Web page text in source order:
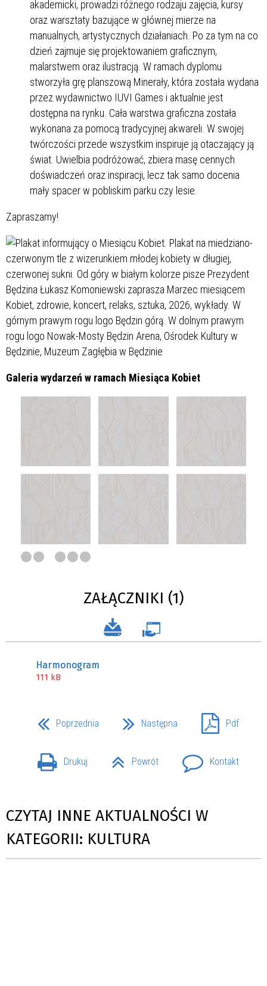
akademicki, prowadzi różnego rodzaju zajęcia, kursy
oraz warsztaty bazujące w głównej mierze na
manualnych, artystycznych działaniach. Po za tym na co
dzień zajmuje się projektowaniem graficznym,
malarstwem oraz ilustracją. W ramach dyplomu
stworzyła grę planszową Minerały, która została wydana
przez wydawnictwo IUVI Games i aktualnie jest
dostępna na rynku. Cała warstwa graficzna została
wykonana za pomocą tradycyjnej akwareli. W swojej
twórczości przede wszystkim inspiruje ją otaczający ją
świat. Uwielbia podróżować, zbiera masę cennych
doświadczeń oraz inspiracji, lecz tak samo docenia
mały spacer w pobliskim parku czy lesie.
Zapraszamy!
Galeria wydarzeń w ramach Miesiąca Kobiet
ZAŁĄCZNIKI (1)
Harmonogram
111 kB
Poprzednia Następna Pdf
Drukuj Powrót Kontakt
CZYTAJ INNE AKTUALNOŚCI W
KATEGORII: KULTURA